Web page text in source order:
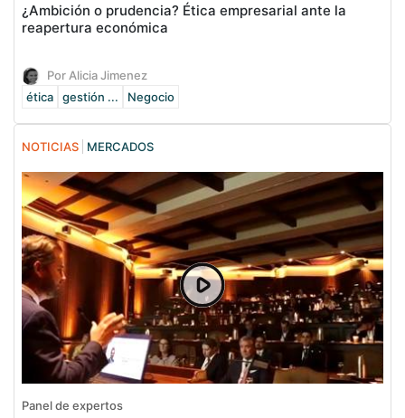
¿Ambición o prudencia? Ética empresarial ante la
reapertura económica
Por Alicia Jimenez
ética
gestión ... Negocio
NOTICIAS MERCADOS
Panel de expertos